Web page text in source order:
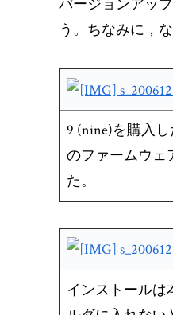
バージョンアッ
う。ちなみに，
9 (nine)を購入
のファームウェ
た。
インストールは